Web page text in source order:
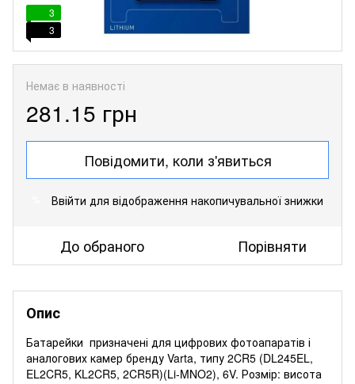
3
3
Немає в наявності
281.15 грн
Повідомити, коли з'явиться
Ввійти для відображення накопичувальної знижки
До обраного Порівняти
Опис
Батарейки призначені для цифрових фотоапаратів і
аналогових камер бренду Varta, типу 2CR5 (DL245EL,
EL2CR5, KL2CR5, 2CR5R)(Li-MNO2), 6V. Розмір: висота